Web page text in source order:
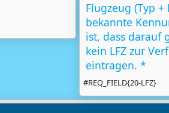
Flugzeug (Typ
bekannte
ist, dass darauf
kein LFZ zur
eintragen. *
#REQ_FIELD{20-LFZ}